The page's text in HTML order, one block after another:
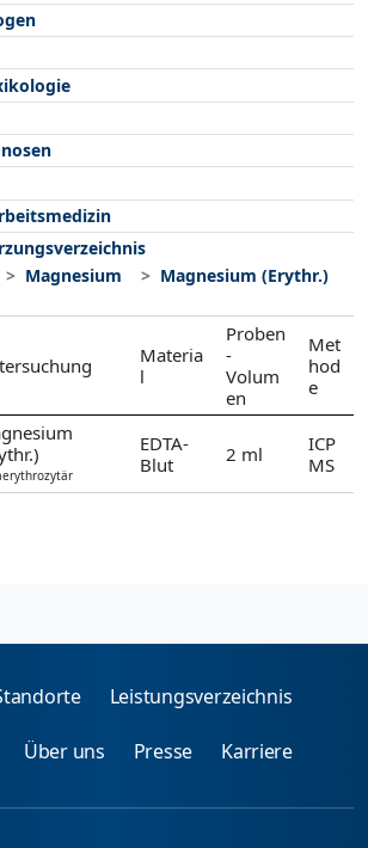
Magnesium Magnesium (Erythr.)
Materia
l
Proben
-
Volum
en
Met
hod
e
EDTA-
Blut
2 ml
ICP
MS
Leistungsverzeichnis
Über uns Presse Karriere